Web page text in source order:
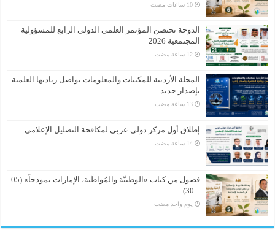
الدوحة تحتضن المؤتمر العلمي الدولي الرابع للمسؤولية
المجتمعية 2026
المجلة الأردنية للمكتبات والمعلومات تواصل ريادتها العلمية
بإصدار جديد
إطلاق أول مركز دولي عربي لمكافحة التضليل الإعلامي
فصول من كتاب «الوطنيّة والمُواطَنة، الإمارات نموذجاً» (05
– 30)
‏يوم واحد مضت